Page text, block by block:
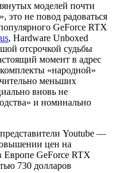
моделей почти
это не повод радоваться
GeForce RTX
, Hardware Unboxed
отсрочкой судьбы
момент в адрес
«народной»
меньших
вновь не
и номинально
Youtube —
цен на
Европе GeForce RTX
730 долларов